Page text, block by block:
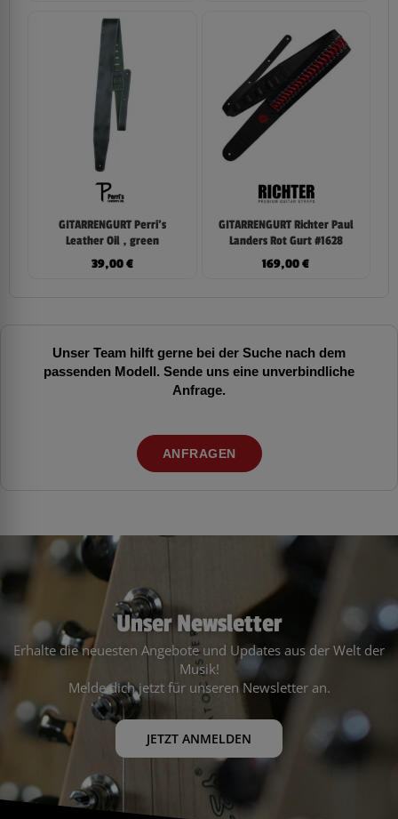
GITARRENGURT Perri’s
Leather Oil , green
39,00€
GITARRENGURT Richter Paul
Landers Rot Gurt #1628
169,00€
Unser Team hilft gerne bei der Suche nach dem
passenden Modell. Sende uns eine unverbindliche
Anfrage.
ANFRAGEN
Unser Newsletter
Erhalte die neuesten Angebote und Updates aus der Welt der
Musik!
Melde dich jetzt für unseren Newsletter an.
JETZT ANMELDEN